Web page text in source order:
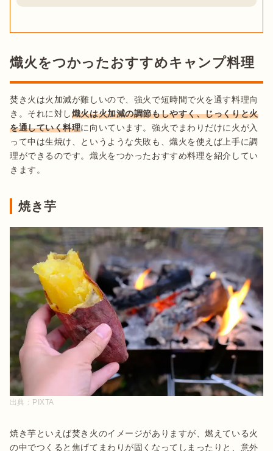
熾火をつかったおすすめキャンプ料理
焚き火は火加減が難しいので、強火で短時間で火を通す料理向
き。それに対し熾火は火加減の調節もしやすく、じっくりと火
を通していく料理に向いています。強火でまわりだけに火が入
って中は生焼け、というような失敗も、熾火を使えば上手に調
理ができるのです。熾火をつかったおすすめ料理を紹介してい
きます。
焼き芋
出典： PIXTA
焼き芋といえば焚き火のイメージがありますが、燃えている火
の中でつくると焦げてまわりが固くなってしまったりと、意外